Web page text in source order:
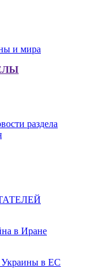
раздела
в Иране
Украины в ЕС